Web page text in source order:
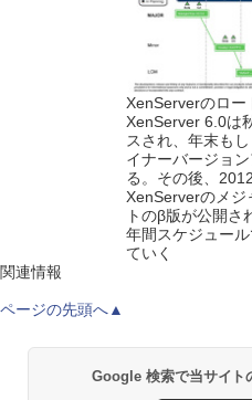
XenServerのロー
XenServer 6.0は
スされ、年末も
イナーバージョ
る。その後、
XenServerのメジ
トのβ版が公開さ
年間スケジュー
ていく
関連情報
ページの先頭へ▲
Google 検索で当サイト